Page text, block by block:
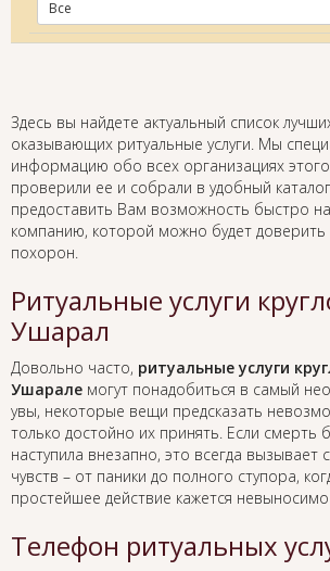
Все
Здесь вы найдете актуальный список
оказывающих ритуальные услуги. Мы
информацию обо всех организациях
проверили ее и собрали в удобный
предоставить Вам возможность быстро
компанию, которой можно будет
похорон.
Ритуальные услуги
Ушарал
Довольно часто, ритуальные услуги
Ушарале могут понадобиться в самый
увы, некоторые вещи предсказать
только достойно их принять. Если смерть
наступила внезапно, это всегда
чувств – от паники до полного ступора,
простейшее действие кажется
Телефон ритуальных